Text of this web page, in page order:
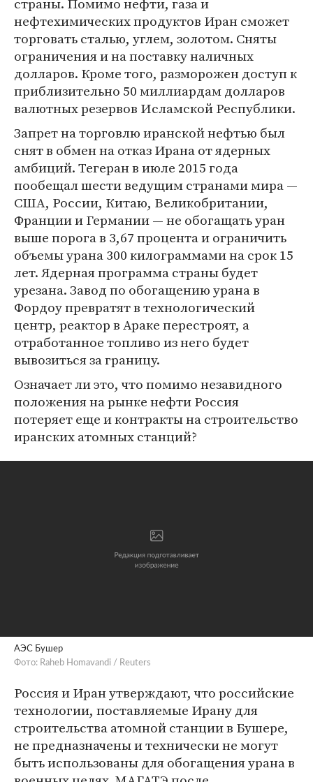
нефтехимических продуктов Иран сможет
торговать сталью, углем, золотом. Сняты
ограничения и на поставку наличных
долларов. Кроме того, разморожен доступ к
приблизительно 50 миллиардам долларов
валютных резервов Исламской Республики.
Запрет на торговлю иранской нефтью был
снят в обмен на отказ Ирана от ядерных
амбиций. Тегеран в июле 2015 года
пообещал шести ведущим странами мира —
США, России, Китаю, Великобритании,
Франции и Германии — не обогащать уран
выше порога в 3,67 процента и ограничить
объемы урана 300 килограммами на срок 15
лет. Ядерная программа страны будет
урезана. Завод по обогащению урана в
Фордоу превратят в технологический
центр, реактор в Араке перестроят, а
отработанное топливо из него будет
вывозиться за границу.
Означает ли это, что помимо незавидного
положения на рынке нефти Россия
потеряет еще и контракты на строительство
иранских атомных станций?
АЭС Бушер
Фото: Raheb Homavandi / Reuters
Россия и Иран утверждают, что российские
технологии, поставляемые Ирану для
строительства атомной станции в Бушере,
не предназначены и технически не могут
быть использованы для обогащения урана в